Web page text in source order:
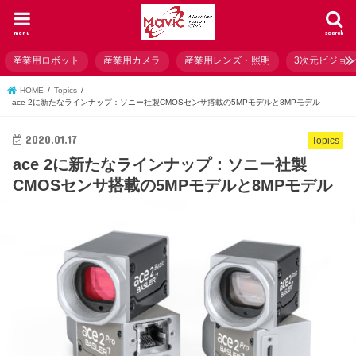
search
menu
産業用ロボット 産業用カメラ 産業用レンズ・照明 3次元ビジョ
HOME
Topics
ace 2に新たなラインナップ：ソニー社製CMOSセンサ搭載の5MPモデルと8MPモデル
Topics
2020.01.17
ace 2に新たなラインナップ：ソニー社製
CMOSセンサ搭載の5MPモデルと8MPモデル